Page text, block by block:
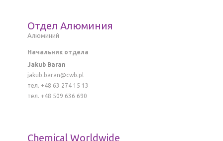
Отдел Алюминия
Алюминий
Начальник отдела
Jakub Baran
jakub.baran@cwb.pl
тел. +48 63 274 15 13
тел. +48 509 636 690
Chemical Worldwide